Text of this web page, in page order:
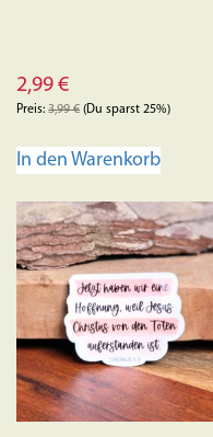
2,99 €
Preis: 3,99€ (Du sparst 25%)
In den Warenkorb